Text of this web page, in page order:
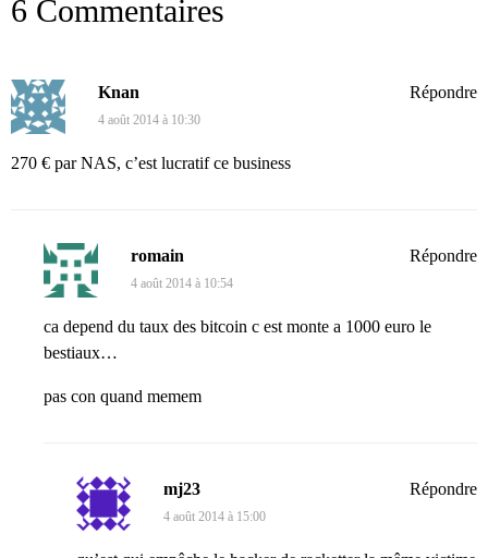
6 Commentaires
Knan
4 août 2014 à 10:30
270 € par NAS, c’est lucratif ce business
Répondre
romain
4 août 2014 à 10:54
ca depend du taux des bitcoin c est monte a 1000 euro le
bestiaux…
pas con quand memem
Répondre
mj23
4 août 2014 à 15:00
Répondre